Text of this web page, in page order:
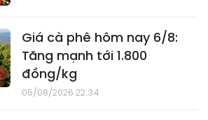
Giá cà phê hôm nay 6/8:
Tăng mạnh tới 1.800
đồng/kg
05/08/2026 22:34